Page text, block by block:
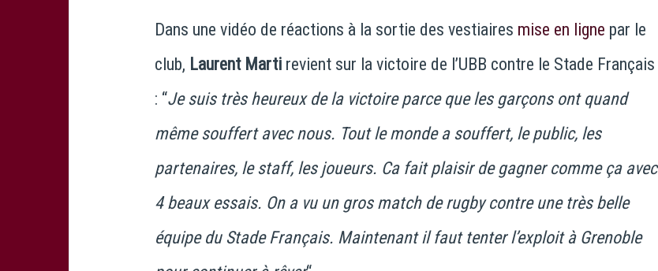
Dans une vidéo de réactions à la sortie des vestiaires mise en ligne par le
club, Laurent Marti revient sur la victoire de l’UBB contre le Stade Français
: “Je suis très heureux de la victoire parce que les garçons ont quand
même souffert avec nous. Tout le monde a souffert, le public, les
partenaires, le staff, les joueurs. Ca fait plaisir de gagner comme ça avec
4 beaux essais. On a vu un gros match de rugby contre une très belle
équipe du Stade Français. Maintenant il faut tenter l’exploit à Grenoble